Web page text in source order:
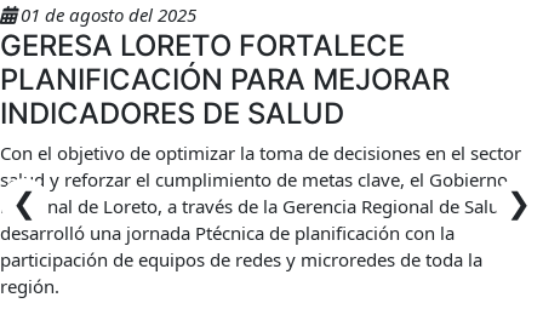
❮ ❯
01 de agosto del 2025
GERESA LORETO FORTALECE
PLANIFICACIÓN PARA MEJORAR
INDICADORES DE SALUD
Con el objetivo de optimizar la toma de decisiones en el sector
salud y reforzar el cumplimiento de metas clave, el Gobierno
Regional de Loreto, a través de la Gerencia Regional de Salud,
desarrolló una jornada Ptécnica de planificación con la
participación de equipos de redes y microredes de toda la
región.